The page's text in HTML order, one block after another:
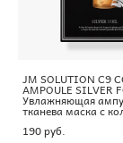
JM SOLUTION C9
AMPOULE SILVER
Увлажняющая
тканева маска с
190 pуб.